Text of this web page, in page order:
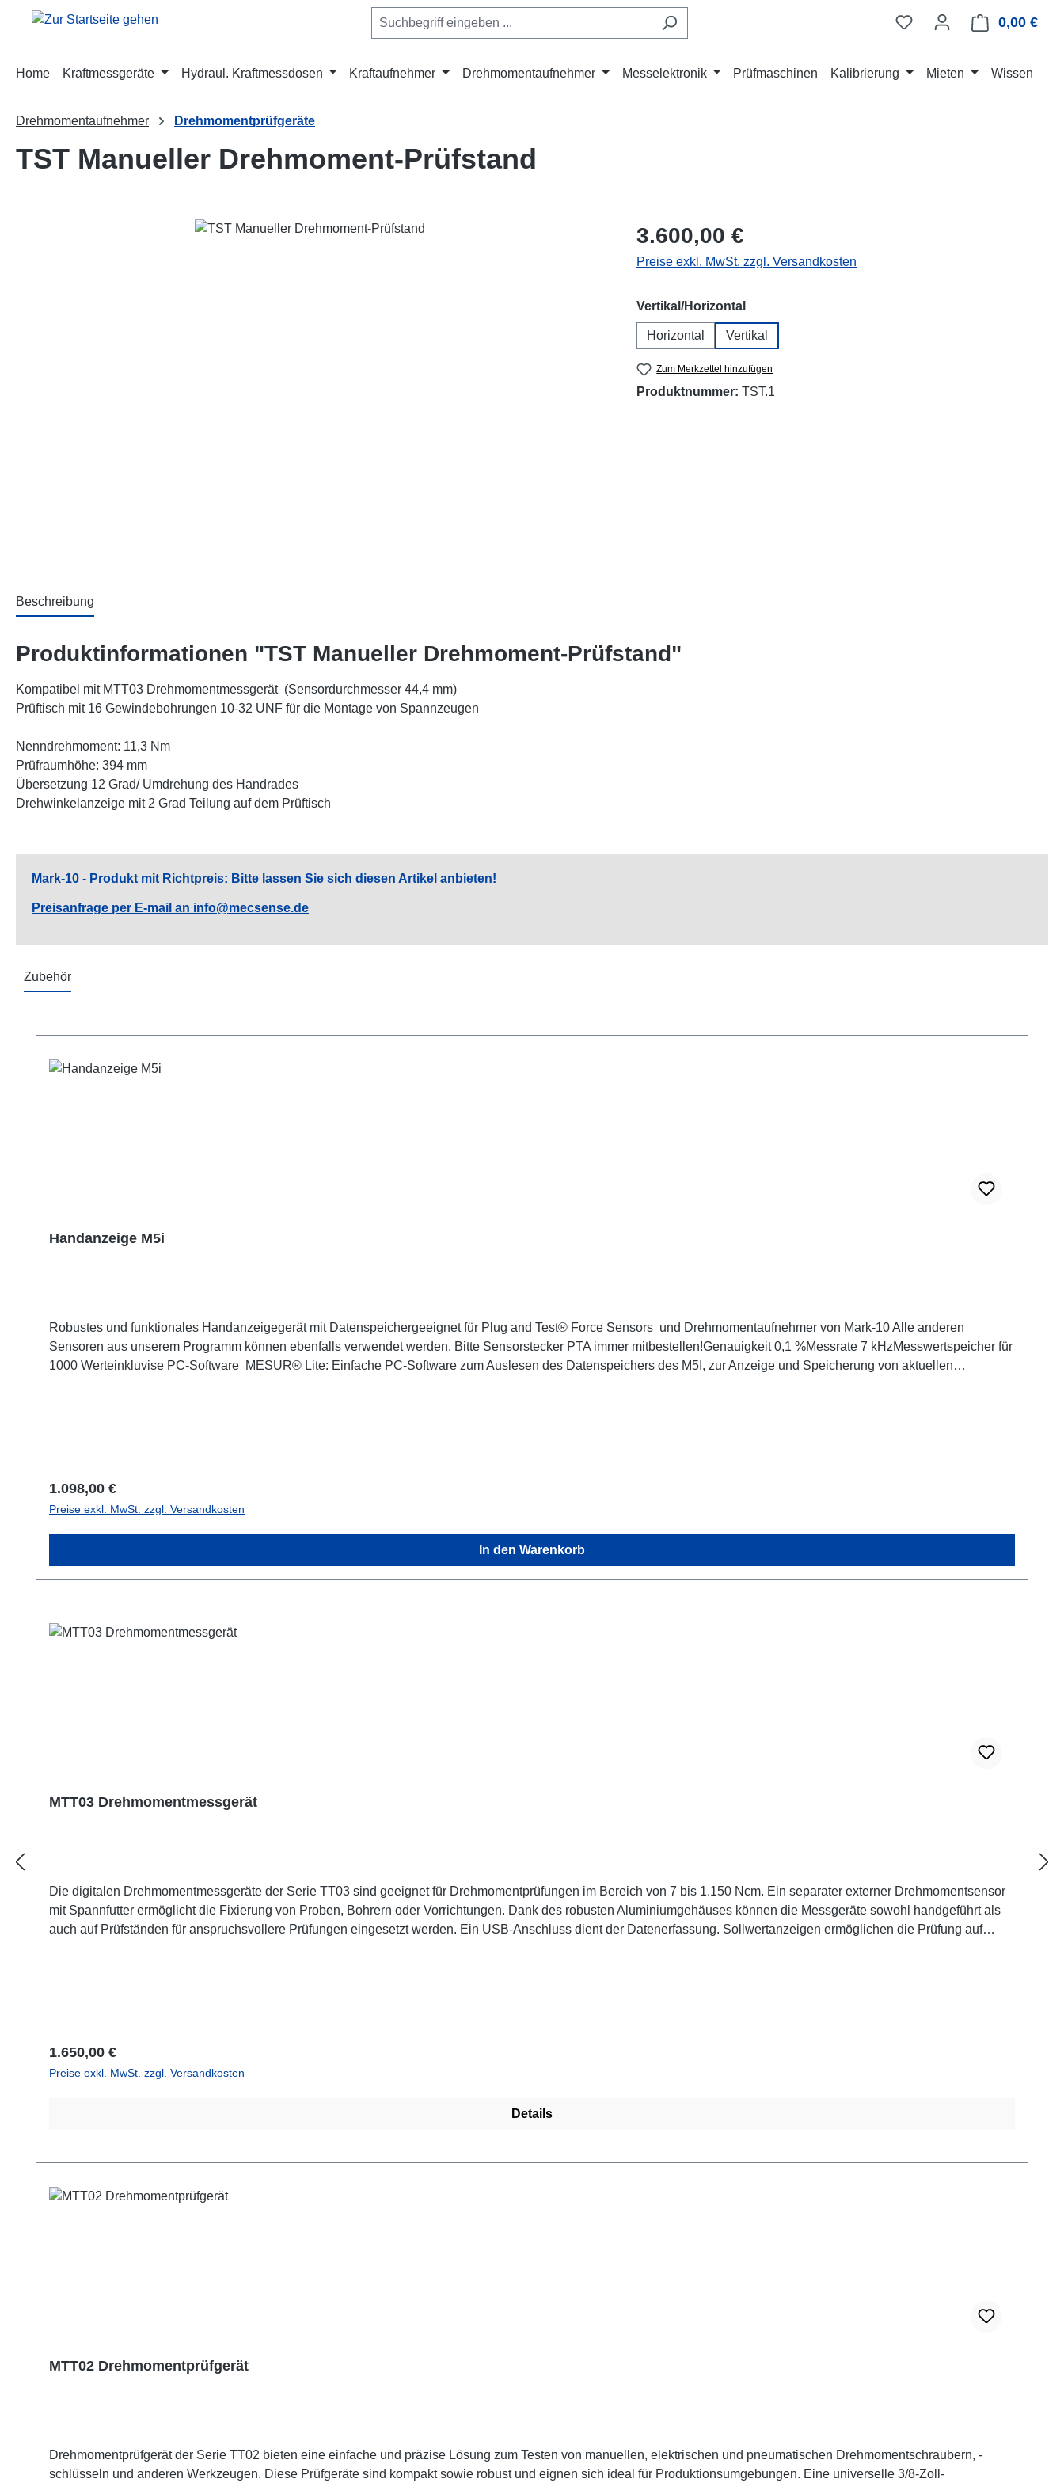
Hauptinhalt springen
Zur Suche springen
Zur Hauptnavigation springen 0,00 €
Home Kraftmessgeräte Hydraul. Kraftmessdosen Kraftaufnehmer Drehmomentaufnehmer Messelektronik Prüfmaschinen Kalibrierung Mieten Wissen
Drehmomentaufnehmer Drehmomentprüfgeräte
TST Manueller Drehmoment-Prüfstand
Regulärer Preis:
3.600,00 €
Preise exkl. MwSt. zzgl. Versandkosten
Vertikal/Horizontalauswählen
Horizontal Vertikal
Zum Merkzettel hinzufügen
Produktnummer: TST.1
Beschreibung
Produktinformationen "TST Manueller Drehmoment-Prüfstand"
Kompatibel mit MTT03 Drehmomentmessgerät (Sensordurchmesser 44,4 mm)
Prüftisch mit 16 Gewindebohrungen 10-32 UNF für die Montage von Spannzeugen
Nenndrehmoment: 11,3 Nm
Prüfraumhöhe: 394 mm
Übersetzung 12 Grad/ Umdrehung des Handrades
Drehwinkelanzeige mit 2 Grad Teilung auf dem Prüftisch
Mark-10 - Produkt mit Richtpreis: Bitte lassen Sie sich diesen Artikel anbieten!
Preisanfrage per E-mail an info@mecsense.de
Zubehör
Handanzeige M5i
Robustes und funktionales Handanzeigegerät mit Datenspeichergeeignet für Plug and Test® Force Sensors und Drehmomentaufnehmer von Mark-10 Alle anderen
Sensoren aus unserem Programm können ebenfalls verwendet werden. Bitte Sensorstecker PTA immer mitbestellen!Genauigkeit 0,1 %Messrate 7 kHzMesswertspeicher für
1000 Werteinkluvise PC-Software MESUR® Lite: Einfache PC-Software zum Auslesen des Datenspeichers des M5I, zur Anzeige und Speicherung von aktuellen
Regulärer Preis:
1.098,00 €
Preise exkl. MwSt. zzgl. Versandkosten
In den Warenkorb
MTT03 Drehmomentmessgerät
Die digitalen Drehmomentmessgeräte der Serie TT03 sind geeignet für Drehmomentprüfungen im Bereich von 7 bis 1.150 Ncm. Ein separater externer Drehmomentsensor
mit Spannfutter ermöglicht die Fixierung von Proben, Bohrern oder Vorrichtungen. Dank des robusten Aluminiumgehäuses können die Messgeräte sowohl handgeführt als
auch auf Prüfständen für anspruchsvollere Prüfungen eingesetzt werden. Ein USB-Anschluss dient der Datenerfassung. Sollwertanzeigen ermöglichen die Prüfung auf
Regulärer Preis:
1.650,00 €
Preise exkl. MwSt. zzgl. Versandkosten
Details
MTT02 Drehmomentprüfgerät
Drehmomentprüfgerät der Serie TT02 bieten eine einfache und präzise Lösung zum Testen von manuellen, elektrischen und pneumatischen Drehmomentschraubern, -
schlüsseln und anderen Werkzeugen. Diese Prüfgeräte sind kompakt sowie robust und eignen sich ideal für Produktionsumgebungen. Eine universelle 3/8-Zoll-